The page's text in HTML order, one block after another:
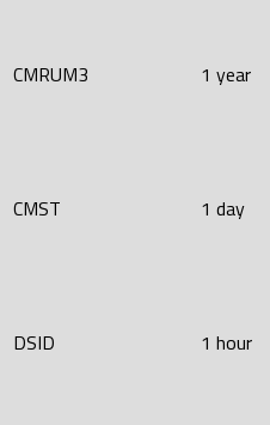
CMRUM3 1 year
CMST 1 day
DSID 1 hour